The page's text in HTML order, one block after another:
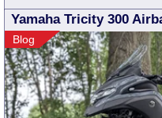
Yamaha Tricity 300
Blog